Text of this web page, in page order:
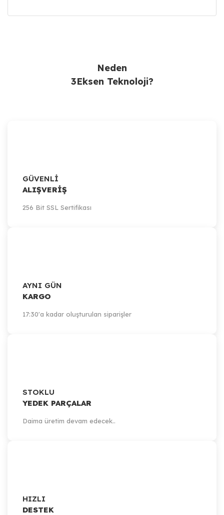
Neden
3Eksen Teknoloji?
GÜVENLİ
ALIŞVERİŞ
256 Bit SSL Sertifikası
AYNI GÜN
KARGO
17:30'a kadar oluşturulan siparişler
STOKLU
YEDEK PARÇALAR
Daima üretim devam edecek..
HIZLI
DESTEK